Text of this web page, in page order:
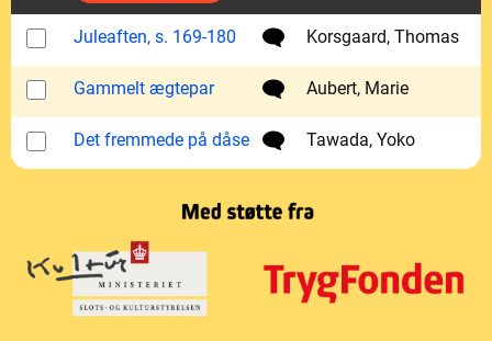
Juleaften, s. 169-180 Korsgaard, Thomas
Gammelt ægtepar Aubert, Marie
Det fremmede på dåse Tawada, Yoko